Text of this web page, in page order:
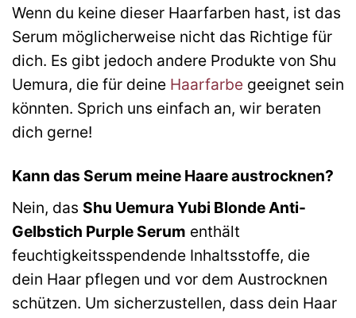
Wenn du keine dieser Haarfarben hast, ist das
Serum möglicherweise nicht das Richtige für
dich. Es gibt jedoch andere Produkte von Shu
Uemura, die für deine Haarfarbe geeignet sein
könnten. Sprich uns einfach an, wir beraten
dich gerne!
Kann das Serum meine Haare austrocknen?
Nein, das Shu Uemura Yubi Blonde Anti-
Gelbstich Purple Serum enthält
feuchtigkeitsspendende Inhaltsstoffe, die
dein Haar pflegen und vor dem Austrocknen
schützen. Um sicherzustellen, dass dein Haar